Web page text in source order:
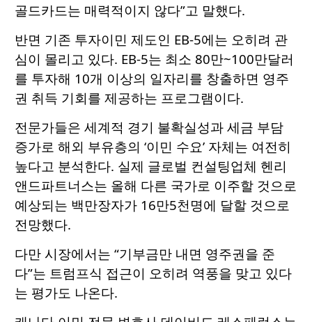
골드카드는 매력적이지 않다”고 말했다.
반면 기존 투자이민 제도인 EB-5에는 오히려 관
심이 몰리고 있다. EB-5는 최소 80만~100만달러
를 투자해 10개 이상의 일자리를 창출하면 영주
권 취득 기회를 제공하는 프로그램이다.
전문가들은 세계적 경기 불확실성과 세금 부담
증가로 해외 부유층의 ‘이민 수요’ 자체는 여전히
높다고 분석한다. 실제 글로벌 컨설팅업체 헨리
앤드파트너스는 올해 다른 국가로 이주할 것으로
예상되는 백만장자가 16만5천명에 달할 것으로
전망했다.
다만 시장에서는 “기부금만 내면 영주권을 준
다”는 트럼프식 접근이 오히려 역풍을 맞고 있다
는 평가도 나온다.